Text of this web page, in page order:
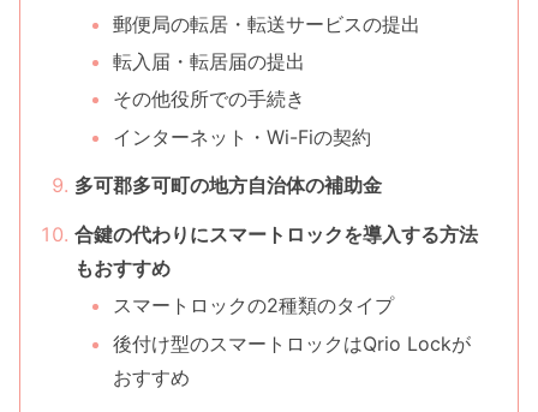
郵便局の転居・転送サービスの提出
転入届・転居届の提出
その他役所での手続き
インターネット・Wi-Fiの契約
多可郡多可町の地方自治体の補助金
合鍵の代わりにスマートロックを導入する方法
もおすすめ
スマートロックの2種類のタイプ
後付け型のスマートロックはQrio Lockが
おすすめ